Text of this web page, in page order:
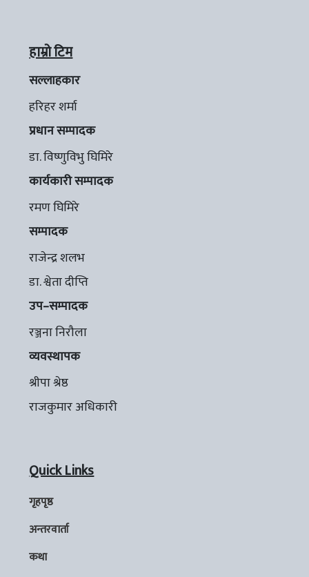
हाम्रो टिम
सल्लाहकार
हरिहर शर्मा
प्रधान सम्पादक
डा. विष्णुविभु घिमिरे
कार्यकारी सम्पादक
रमण घिमिरे
सम्पादक
राजेन्द्र शलभ
डा. श्वेता दीप्ति
उप–सम्पादक
रञ्जना निरौला
व्यवस्थापक
श्रीपा श्रेष्ठ
राजकुमार अधिकारी
Quick Links
गृहपृष्ठ
अन्तरवार्ता
कथा